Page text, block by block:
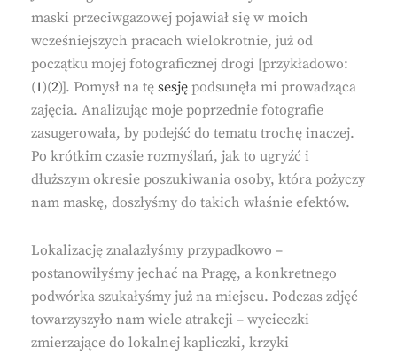
maski przeciwgazowej pojawiał się w moich
wcześniejszych pracach wielokrotnie, już od
początku mojej fotograficznej drogi [przykładowo:
(1)(2)]. Pomysł na tę sesję podsunęła mi prowadząca
zajęcia. Analizując moje poprzednie fotografie
zasugerowała, by podejść do tematu trochę inaczej.
Po krótkim czasie rozmyślań, jak to ugryźć i
dłuższym okresie poszukiwania osoby, która pożyczy
nam maskę, doszłyśmy do takich właśnie efektów.
Lokalizację znalazłyśmy przypadkowo –
postanowiłyśmy jechać na Pragę, a konkretnego
podwórka szukałyśmy już na miejscu. Podczas zdjęć
towarzyszyło nam wiele atrakcji – wycieczki
zmierzające do lokalnej kapliczki, krzyki